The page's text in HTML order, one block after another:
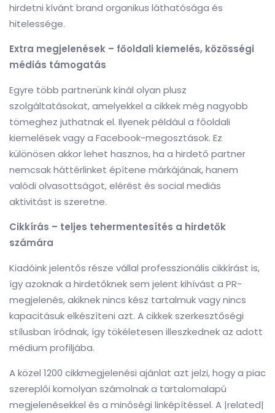
hirdetni kívánt brand organikus láthatósága és
hitelessége.
Extra megjelenések – főoldali kiemelés, közösségi
médiás támogatás
Egyre több partnerünk kínál olyan plusz
szolgáltatásokat, amelyekkel a cikkek még nagyobb
tömeghez juthatnak el. Ilyenek például a főoldali
kiemelések vagy a Facebook-megosztások. Ez
különösen akkor lehet hasznos, ha a hirdető partner
nemcsak háttérlinket építene márkájának, hanem
valódi olvasottságot, elérést és social mediás
aktivitást is szeretne.
Cikkírás – teljes tehermentesítés a hirdetők
számára
Kiadóink jelentős része vállal professzionális cikkírást is,
így azoknak a hirdetőknek sem jelent kihívást a PR-
megjelenés, akiknek nincs kész tartalmuk vagy nincs
kapacitásuk elkészíteni azt. A cikkek szerkesztőségi
stílusban íródnak, így tökéletesen illeszkednek az adott
médium profiljába.
A közel 1200 cikkmegjelenési ajánlat azt jelzi, hogy a piac
szereplői komolyan számolnak a tartalomalapú
megjelenésekkel és a minőségi linképítéssel. A |related|